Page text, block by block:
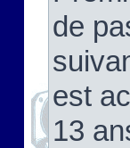
de
est
13